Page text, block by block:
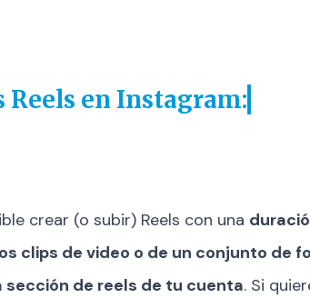
en Instagram:
crear (o subir) Reels con una
clips de video o de un conjunto de
sección de reels de tu cuenta. Si